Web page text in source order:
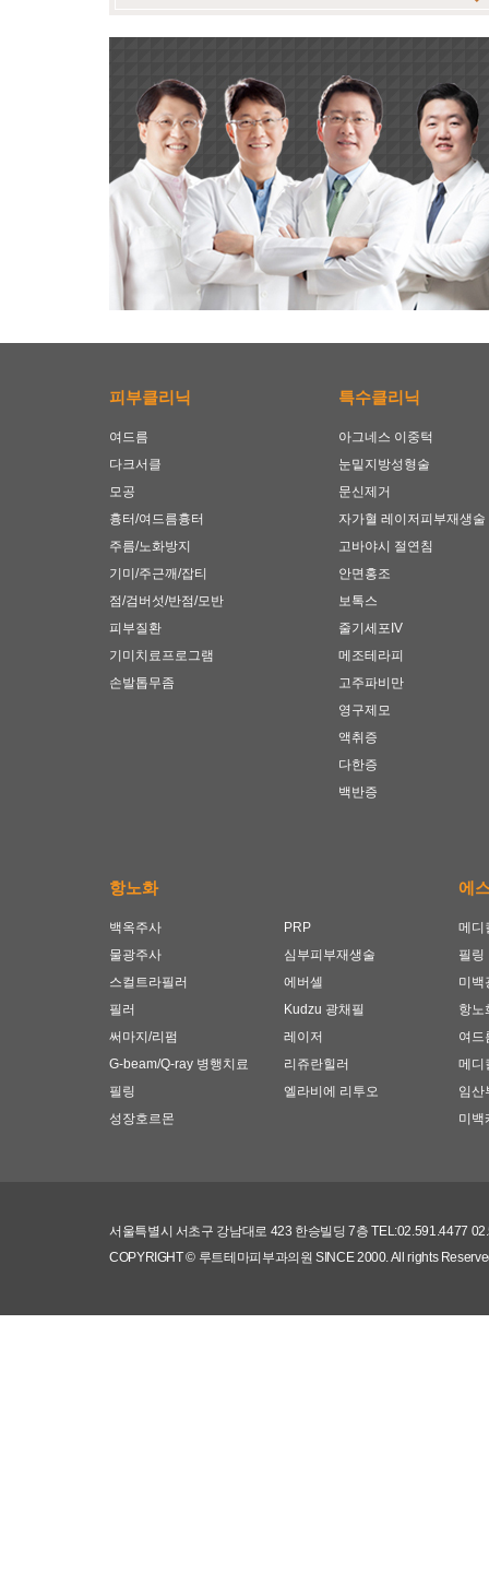
피부클리닉
여드름
다크서클
모공
흉터/여드름흉터
주름/노화방지
기미/주근깨/잡티
점/검버섯/반점/모반
피부질환
기미치료프로그램
손발톱무좀
특수클리닉
아그네스 이중턱
눈밑지방성형술
문신제거
자가혈 레이저피부재생술
고바야시 절연침
안면홍조
보톡스
줄기세포IV
메조테라피
고주파비만
영구제모
액취증
다한증
백반증
항노화
백옥주사
물광주사
스컬트라필러
필러
써마지/리펌
G-beam/Q-ray 병행치료
필링
성장호르몬
PRP
심부피부재생술
에버셀
Kudzu 광채필
레이저
리쥬란힐러
엘라비에 리투오
에
메디
필링
미백
항노
여드
메디
임산
미백
서울특별시 서초구 강남대로 423 한승빌딩 7층 TEL:02.591.4477
COPYRIGHT © 루트테마피부과의원 SINCE 2000.All rights